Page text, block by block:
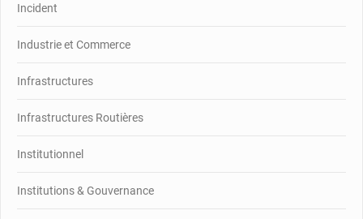
Incident
Industrie et Commerce
Infrastructures
Infrastructures Routières
Institutionnel
Institutions & Gouvernance